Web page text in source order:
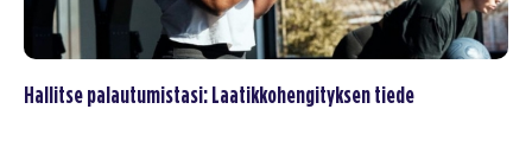
Hallitse palautumistasi: Laatikkohengityksen tiede